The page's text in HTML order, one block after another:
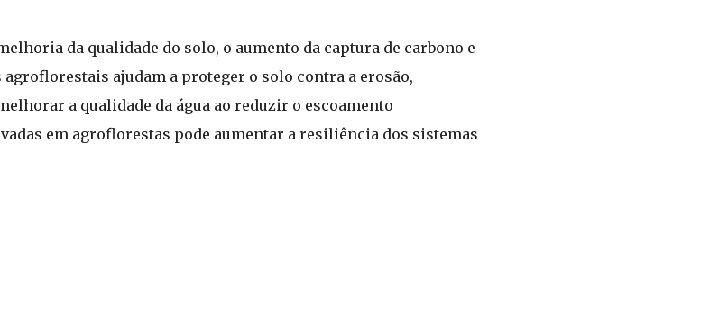
da qualidade do solo, o aumento da captura de carbono e
ajudam a proteger o solo contra a erosão,
a qualidade da água ao reduzir o escoamento
em agroflorestas pode aumentar a resiliência dos sistemas